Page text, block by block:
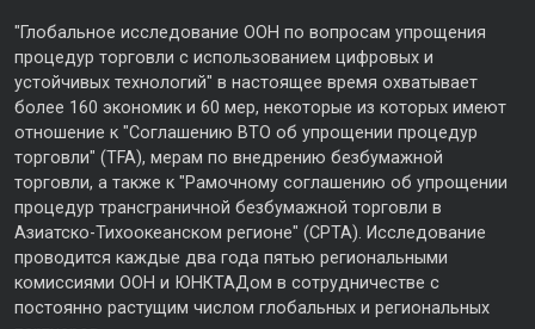
"Глобальное исследование ООН по вопросам упрощения
процедур торговли с использованием цифровых и
устойчивых технологий" в настоящее время охватывает
более 160 экономик и 60 мер, некоторые из которых имеют
отношение к "Соглашению ВТО об упрощении процедур
торговли" (TFA), мерам по внедрению безбумажной
торговли, а также к "Рамочному соглашению об упрощении
процедур трансграничной безбумажной торговли в
Азиатско-Тихоокеанском регионе" (CPTA). Исследование
проводится каждые два года пятью региональными
комиссиями ООН и ЮНКТАДом в сотрудничестве с
постоянно растущим числом глобальных и региональных